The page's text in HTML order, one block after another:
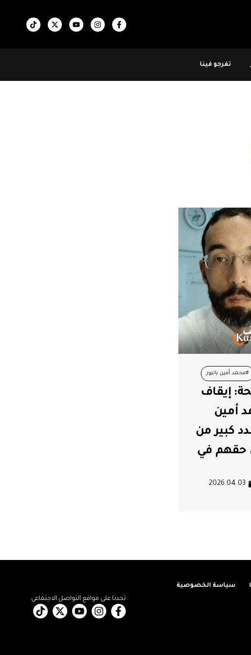
تفرجو فينا
#محمد أمين بالنور
إيقاف
أمين
كبير من
حقهم في
2026.04.03
تجدنا على مواقع التواصل الاجتماعي
سياسة الخصوصية